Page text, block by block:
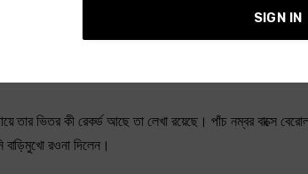
যতটা যত্ন করা দরকার ততটা করব, এবং অক্ষত অবস্থায় ফেরত
তার ভিতর কী রেকর্ড আছে তা লেখা রয়েছে। পাঁচ নম্বর বাক্সে
বাড়িমুখো রওনা দিলেন।
SIGN IN